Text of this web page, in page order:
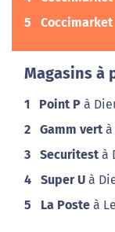
5 Coccimarket
Magasins à
1 Point P à
2 Gamm vert
3 Securitest à
4 Super U à
5 La Poste à